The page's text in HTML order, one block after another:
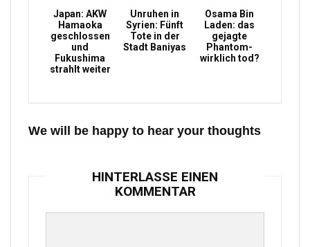
Japan: AKW
Hamaoka
geschlossen
und
Fukushima
strahlt weiter
Unruhen in
Syrien: Fünft
Tote in der
Stadt Baniyas
Osama Bin
Laden: das
gejagte
Phantom-
wirklich tod?
We will be happy to hear your thoughts
HINTERLASSE EINEN
KOMMENTAR